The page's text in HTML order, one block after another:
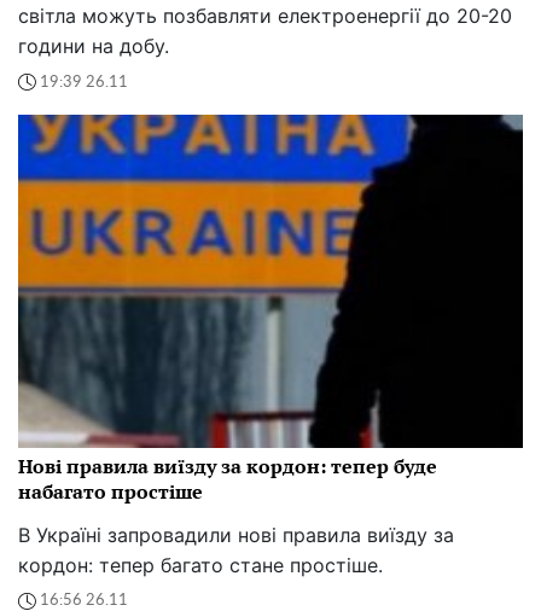
світла можуть позбавляти електроенергії до 20-20
години на добу.
19:39 26.11
Нові правила виїзду за кордон: тепер буде
набагато простіше
В Україні запровадили нові правила виїзду за
кордон: тепер багато стане простіше.
16:56 26.11